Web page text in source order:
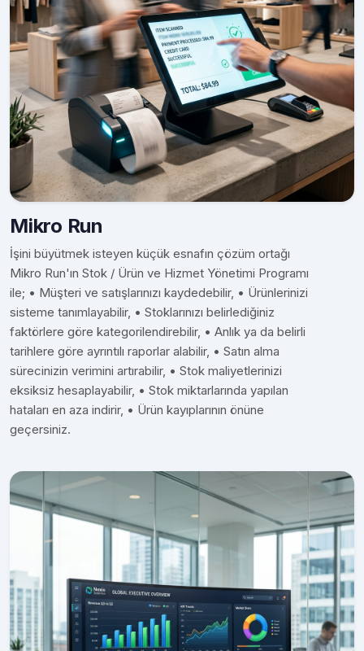
Mikro Run
İşini büyütmek isteyen küçük esnafın çözüm ortağı
Mikro Run'ın Stok / Ürün ve Hizmet Yönetimi Programı
ile; • Müşteri ve satışlarınızı kaydedebilir, • Ürünlerinizi
sisteme tanımlayabilir, • Stoklarınızı belirlediğiniz
faktörlere göre kategorilendirebilir, • Anlık ya da belirli
tarihlere göre ayrıntılı raporlar alabilir, • Satın alma
sürecinizin verimini artırabilir, • Stok maliyetlerinizi
eksiksiz hesaplayabilir, • Stok miktarlarında yapılan
hataları en aza indirir, • Ürün kayıplarının önüne
geçersiniz.